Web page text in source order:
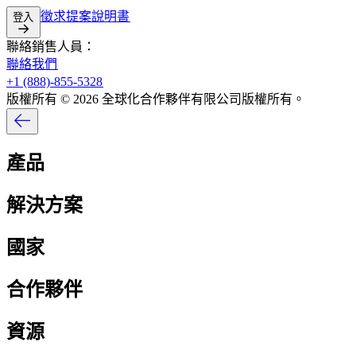
登入​​ 徵求提案說明書​​
聯絡銷售人員：​​
聯絡我們​​
+1 (888)-855-5328​​
版權所有 © 2026 全球化合作夥伴有限公司版權所有。​​
產品​​
解決方案​​
國家​​
合作夥伴​​
資源​​